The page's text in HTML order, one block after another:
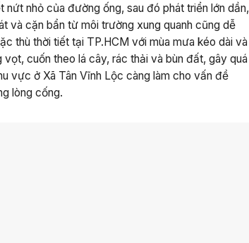
nhỏ của đường ống, sau đó phát triển lớn dần,
và cặn bẩn từ môi trường xung quanh cũng dễ
thù thời tiết tại TP.HCM với mùa mưa kéo dài và
cuốn theo lá cây, rác thải và bùn đất, gây quá
vực ở Xã Tân Vĩnh Lộc càng làm cho vấn đề
lòng cống.